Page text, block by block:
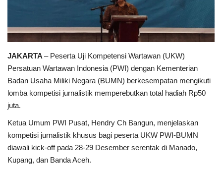
JAKARTA – Peserta Uji Kompetensi Wartawan (UKW)
Persatuan Wartawan Indonesia (PWI) dengan Kementerian
Badan Usaha Miliki Negara (BUMN) berkesempatan mengikuti
lomba kompetisi jurnalistik memperebutkan total hadiah Rp50
juta.
Ketua Umum PWI Pusat, Hendry Ch Bangun, menjelaskan
kompetisi jurnalistik khusus bagi peserta UKW PWI-BUMN
diawali kick-off pada 28-29 Desember serentak di Manado,
Kupang, dan Banda Aceh.